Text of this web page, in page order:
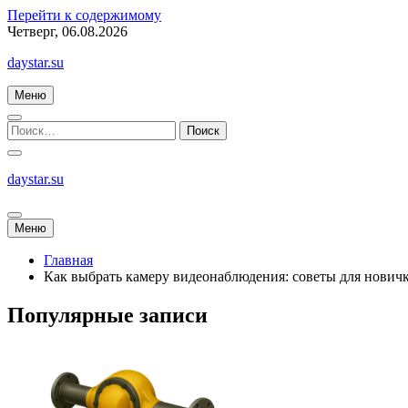
Перейти к содержимому
Четверг, 06.08.2026
daystar.su
Меню
daystar.su
Меню
Главная
Как выбрать камеру видеонаблюдения: советы для
Популярные записи